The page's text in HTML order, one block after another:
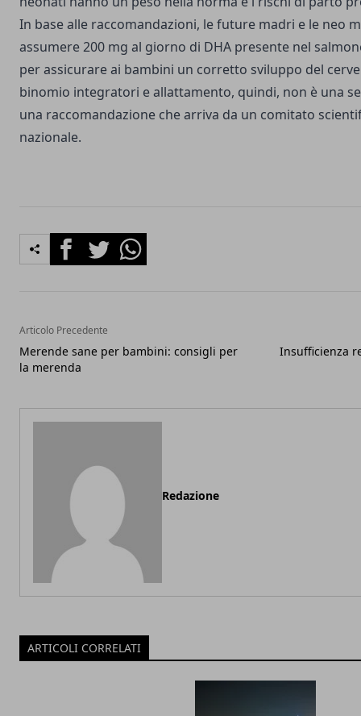
In base alle raccomandazioni, le future madri e le neo
assumere 200 mg al giorno di DHA presente nel
per assicurare ai bambini un corretto sviluppo del
binomio integratori e allattamento, quindi, non è una
una raccomandazione che arriva da un comitato
nazionale.
FacebookTwitterWhatsapp
Articolo Precedente
Merende sane per bambini: consigli per
la merenda
Insufficienza
Redazione
ARTICOLI CORRELATI